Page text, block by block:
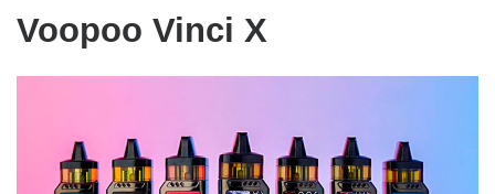
Voopoo Vinci X